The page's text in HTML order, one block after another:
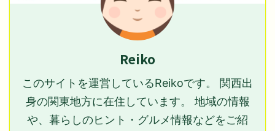
Reiko
このサイトを運営しているReikoです。 関西出
身の関東地方に在住しています。 地域の情報
や、暮らしのヒント・グルメ情報などをご紹